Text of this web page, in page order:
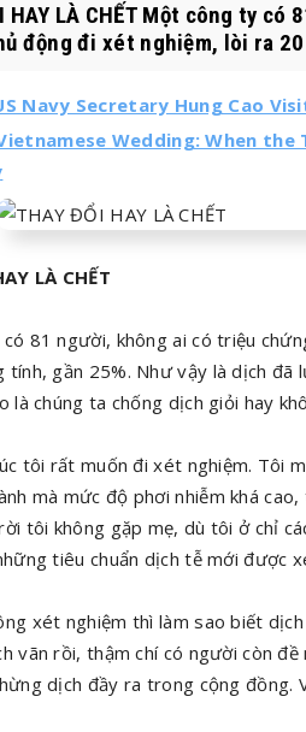
HAY LÀ CHẾT Một công ty
động đi xét nghiệm, lòi ra
Navy Secretary Hung Cao
Wedding: When
LÀ CHẾT
81 người, không ai có triệu
gần 25%. Như vậy là dịch đã
là chúng ta chống dịch giỏi hay
tôi rất muốn đi xét nghiệm. Tôi
mà mức độ phơi nhiễm khá
tôi không gặp mẹ, dù tôi ở chỉ
tiêu chuẩn dịch tễ mới được
xét nghiệm thì làm sao biết
vãn rồi, thậm chí có người còn
dịch đầy ra trong cộng đồng.